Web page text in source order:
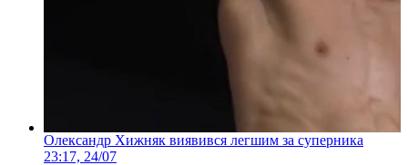
Олександр Хижняк виявився легшим за суперника
23:17, 24/07